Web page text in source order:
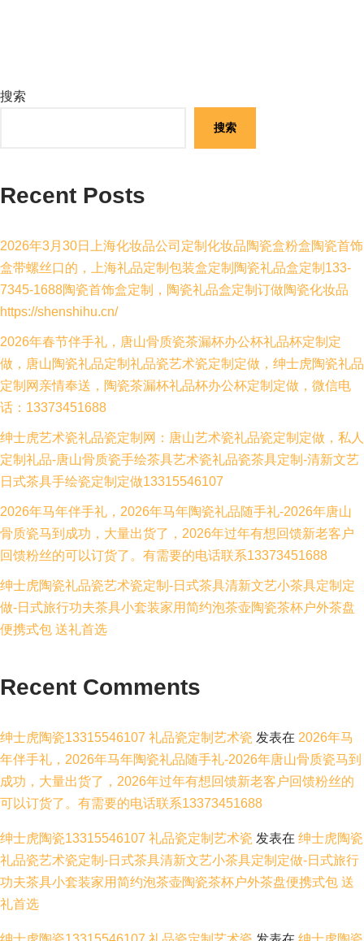
搜索
搜索
Recent Posts
2026年3月30日上海化妆品公司定制化妆品陶瓷盒粉盒陶瓷首饰
盒带螺丝口的，上海礼品定制包装盒定制陶瓷礼品盒定制133-
7345-1688陶瓷首饰盒定制，陶瓷礼品盒定制订做陶瓷化妆品
https://shenshihu.cn/
2026年春节伴手礼，唐山骨质瓷茶漏杯办公杯礼品杯定制定
做，唐山陶瓷礼品定制礼品瓷艺术瓷定制定做，绅士虎陶瓷礼品
定制网亲情奉送，陶瓷茶漏杯礼品杯办公杯定制定做，微信电
话：13373451688
绅士虎艺术瓷礼品瓷定制网：唐山艺术瓷礼品瓷定制定做，私人
定制礼品-唐山骨质瓷手绘茶具艺术瓷礼品瓷茶具定制-清新文艺
日式茶具手绘瓷定制定做13315546107
2026年马年伴手礼，2026年马年陶瓷礼品随手礼-2026年唐山
骨质瓷马到成功，大量出货了，2026年过年有想回馈新老客户
回馈粉丝的可以订货了。有需要的电话联系13373451688
绅士虎陶瓷礼品瓷艺术瓷定制-日式茶具清新文艺小茶具定制定
做-日式旅行功夫茶具小套装家用简约泡茶壶陶瓷茶杯户外茶盘
便携式包 送礼首选
Recent Comments
绅士虎陶瓷13315546107 礼品瓷定制艺术瓷 发表在 2026年马
年伴手礼，2026年马年陶瓷礼品随手礼-2026年唐山骨质瓷马到
成功，大量出货了，2026年过年有想回馈新老客户回馈粉丝的
可以订货了。有需要的电话联系13373451688
绅士虎陶瓷13315546107 礼品瓷定制艺术瓷 发表在 绅士虎陶瓷
礼品瓷艺术瓷定制-日式茶具清新文艺小茶具定制定做-日式旅行
功夫茶具小套装家用简约泡茶壶陶瓷茶杯户外茶盘便携式包 送
礼首选